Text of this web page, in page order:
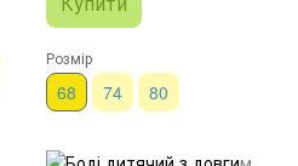
Розмір
68 74 80